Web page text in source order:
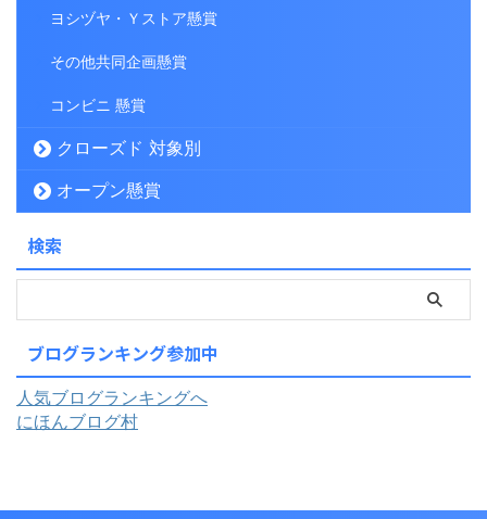
ヨシヅヤ・Ｙストア懸賞
その他共同企画懸賞
コンビニ 懸賞
クローズド 対象別
オープン懸賞
検索
ブログランキング参加中
人気ブログランキングへ
にほんブログ村